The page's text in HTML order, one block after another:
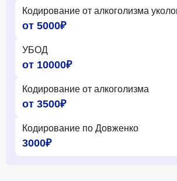
Кодирование от алкоголизма
от 5000₽
УБОД
от 10000₽
Кодирование от алкоголизма
от 3500₽
Кодирование по Довженко
3000₽